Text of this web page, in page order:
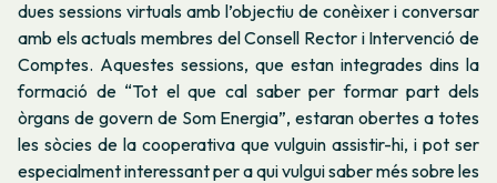
dues sessions virtuals amb l’objectiu de conèixer i conversar
amb els actuals membres del Consell Rector i Intervenció de
Comptes. Aquestes sessions, que estan integrades dins la
formació de “Tot el que cal saber per formar part dels
òrgans de govern de Som Energia”, estaran obertes a totes
les sòcies de la cooperativa que vulguin assistir-hi, i pot ser
especialment interessant per a qui vulgui saber més sobre les